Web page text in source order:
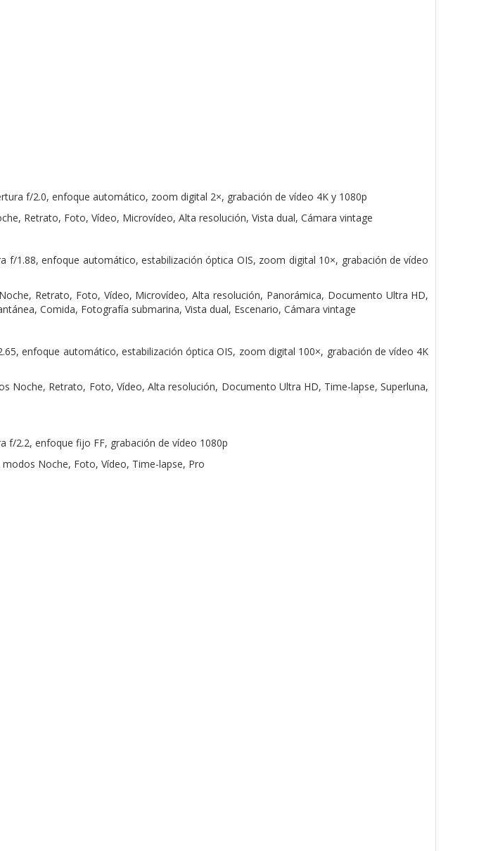
f/2.0, enfoque automático, zoom digital 2×, grabación de vídeo 4K y 1080p
Retrato, Foto, Vídeo, Microvídeo, Alta resolución, Vista dual, Cámara vintage
f/1.88, enfoque automático, estabilización óptica OIS, zoom digital 10×, grabación de vídeo
Retrato, Foto, Vídeo, Microvídeo, Alta resolución, Panorámica, Documento Ultra HD,
Comida, Fotografía submarina, Vista dual, Escenario, Cámara vintage
enfoque automático, estabilización óptica OIS, zoom digital 100×, grabación de vídeo 4K
Noche, Retrato, Foto, Vídeo, Alta resolución, Documento Ultra HD, Time-lapse, Superluna,
f/2.2, enfoque fijo FF, grabación de vídeo 1080p
Noche, Foto, Vídeo, Time-lapse, Pro